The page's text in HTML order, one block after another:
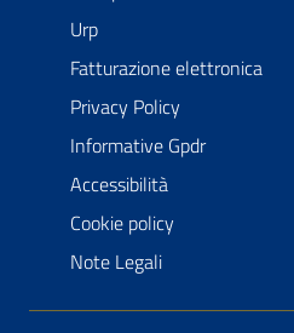
Urp
Fatturazione elettronica
Privacy Policy
Informative Gpdr
Accessibilità
Cookie policy
Note Legali